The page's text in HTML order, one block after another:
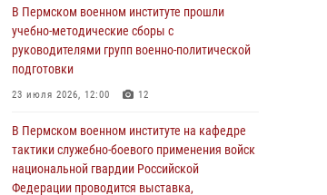
10 июля 2026, 14:30 8
В Пермском военном институте состоялся
выпуск слушателей курсов повышения
квалификации офицерского состава
В Пермском военном институте прошли
учебно-методические сборы с
руководителями групп военно-политической
подготовки
23 июля 2026, 12:00 12
В Пермском военном институте на кафедре
тактики служебно-боевого применения войск
национальной гвардии Российской
Федерации проводится выставка,